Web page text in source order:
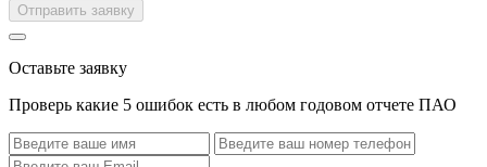
Отправить заявку
Оставьте заявку
Проверь какие 5 ошибок есть в любом годовом отчете ПАО